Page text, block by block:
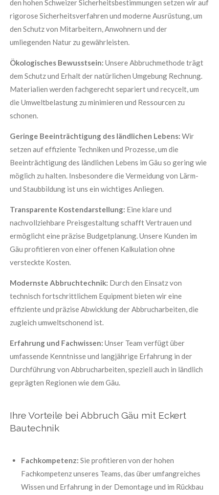
den hohen Schweizer Sicherheitsbestimmungen setzen wir auf
rigorose Sicherheitsverfahren und moderne Ausrüstung, um
den Schutz von Mitarbeitern, Anwohnern und der
umliegenden Natur zu gewährleisten.
Ökologisches Bewusstsein: Unsere Abbruchmethode trägt
dem Schutz und Erhalt der natürlichen Umgebung Rechnung.
Materialien werden fachgerecht separiert und recycelt, um
die Umweltbelastung zu minimieren und Ressourcen zu
schonen.
Geringe Beeinträchtigung des ländlichen Lebens: Wir
setzen auf effiziente Techniken und Prozesse, um die
Beeinträchtigung des ländlichen Lebens im Gäu so gering wie
möglich zu halten. Insbesondere die Vermeidung von Lärm-
und Staubbildung ist uns ein wichtiges Anliegen.
Transparente Kostendarstellung: Eine klare und
nachvollziehbare Preisgestaltung schafft Vertrauen und
ermöglicht eine präzise Budgetplanung. Unsere Kunden im
Gäu profitieren von einer offenen Kalkulation ohne
versteckte Kosten.
Modernste Abbruchtechnik: Durch den Einsatz von
technisch fortschrittlichem Equipment bieten wir eine
effiziente und präzise Abwicklung der Abbrucharbeiten, die
zugleich umweltschonend ist.
Erfahrung und Fachwissen: Unser Team verfügt über
umfassende Kenntnisse und langjährige Erfahrung in der
Durchführung von Abbrucharbeiten, speziell auch in ländlich
geprägten Regionen wie dem Gäu.
Ihre Vorteile bei Abbruch Gäu mit Eckert
Bautechnik
Fachkompetenz: Sie profitieren von der hohen
Fachkompetenz unseres Teams, das über umfangreiches
Wissen und Erfahrung in der Demontage und im Rückbau